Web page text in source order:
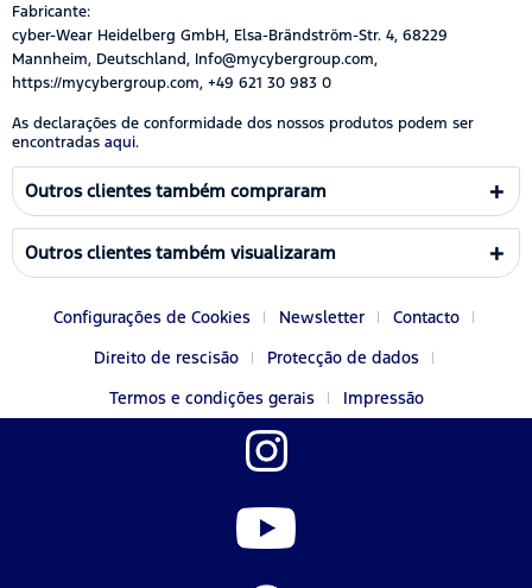
Fabricante:
cyber-Wear Heidelberg GmbH, Elsa-Brändström-Str. 4, 68229
Mannheim, Deutschland, Info@mycybergroup.com,
https://mycybergroup.com, +49 621 30 983 0
As declarações de conformidade dos nossos produtos podem ser
encontradas aqui.
Outros clientes também compraram
Outros clientes também visualizaram
Configurações de Cookies Newsletter
Contacto
Direito de rescisão
Protecção de dados
Termos e condições gerais
Impressão